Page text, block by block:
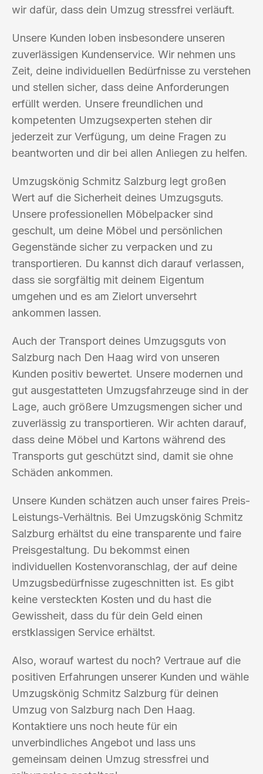
wir dafür, dass dein Umzug stressfrei verläuft.
Unsere Kunden loben insbesondere unseren
zuverlässigen Kundenservice. Wir nehmen uns
Zeit, deine individuellen Bedürfnisse zu verstehen
und stellen sicher, dass deine Anforderungen
erfüllt werden. Unsere freundlichen und
kompetenten Umzugsexperten stehen dir
jederzeit zur Verfügung, um deine Fragen zu
beantworten und dir bei allen Anliegen zu helfen.
Umzugskönig Schmitz Salzburg legt großen
Wert auf die Sicherheit deines Umzugsguts.
Unsere professionellen Möbelpacker sind
geschult, um deine Möbel und persönlichen
Gegenstände sicher zu verpacken und zu
transportieren. Du kannst dich darauf verlassen,
dass sie sorgfältig mit deinem Eigentum
umgehen und es am Zielort unversehrt
ankommen lassen.
Auch der Transport deines Umzugsguts von
Salzburg nach Den Haag wird von unseren
Kunden positiv bewertet. Unsere modernen und
gut ausgestatteten Umzugsfahrzeuge sind in der
Lage, auch größere Umzugsmengen sicher und
zuverlässig zu transportieren. Wir achten darauf,
dass deine Möbel und Kartons während des
Transports gut geschützt sind, damit sie ohne
Schäden ankommen.
Unsere Kunden schätzen auch unser faires Preis-
Leistungs-Verhältnis. Bei Umzugskönig Schmitz
Salzburg erhältst du eine transparente und faire
Preisgestaltung. Du bekommst einen
individuellen Kostenvoranschlag, der auf deine
Umzugsbedürfnisse zugeschnitten ist. Es gibt
keine versteckten Kosten und du hast die
Gewissheit, dass du für dein Geld einen
erstklassigen Service erhältst.
Also, worauf wartest du noch? Vertraue auf die
positiven Erfahrungen unserer Kunden und wähle
Umzugskönig Schmitz Salzburg für deinen
Umzug von Salzburg nach Den Haag.
Kontaktiere uns noch heute für ein
unverbindliches Angebot und lass uns
gemeinsam deinen Umzug stressfrei und